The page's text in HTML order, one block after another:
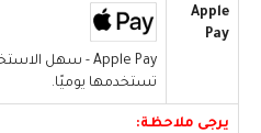
Apple
Pay
تستخدمها يوميًا.
يرجى ملاحظة: